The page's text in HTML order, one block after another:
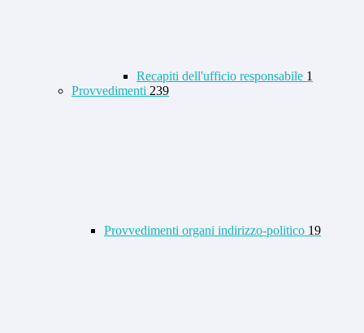
Recapiti dell'ufficio responsabile 1
Provvedimenti 239
Provvedimenti organi indirizzo-politico 19